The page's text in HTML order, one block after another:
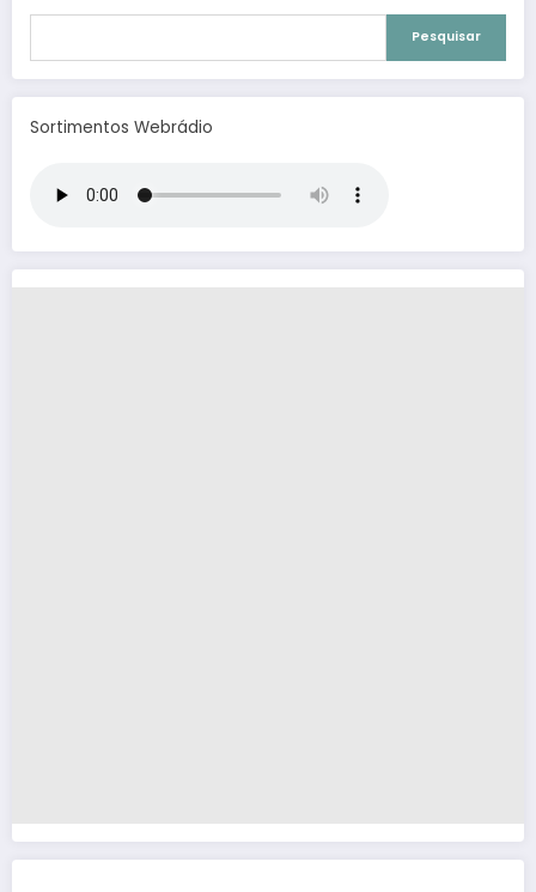
Pesquisar
Sortimentos Webrádio